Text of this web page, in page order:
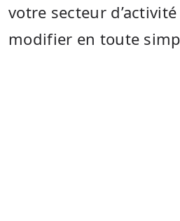
votre secteur
modifier en toute